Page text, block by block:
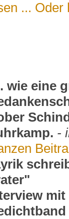
... Oder
wie eine
-